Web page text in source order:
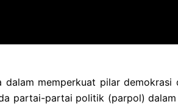
memperkuat pilar
partai-partai politik (parpol)